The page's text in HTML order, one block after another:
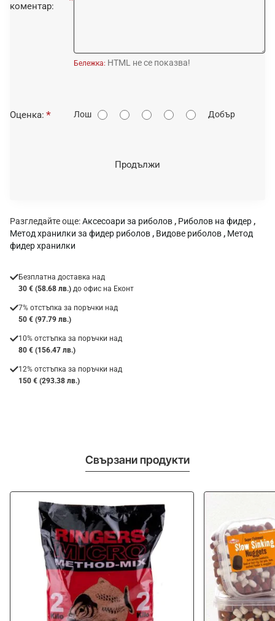
коментар:
Бележка: HTML не се показва!
О
Оценка: Лош Добър
Продължи
Разгледайте още:Аксесоари за риболов , Риболов на фидер ,
Метод хранилки за фидер риболов , Видове риболов , Метод
фидер хранилки
Безплатна доставка над
30 € (58.68 лв.) до офис на Еконт
7% отстъпка за поръчки над
50 € (97.79 лв.)
10% отстъпка за поръчки над
80 € (156.47 лв.)
12% отстъпка за поръчки над
150 € (293.38 лв.)
Свързани продукти